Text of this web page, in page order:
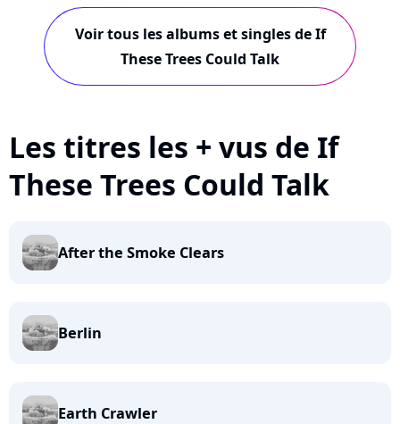
Voir tous les albums et singles de If
These Trees Could Talk
Les titres les + vus de If
These Trees Could Talk
After the Smoke Clears
Berlin
Earth Crawler